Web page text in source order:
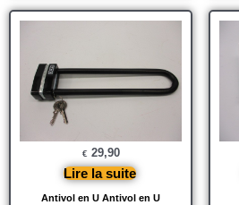
Antivol en U Antivol en U
€ 29,90
Lire la suite